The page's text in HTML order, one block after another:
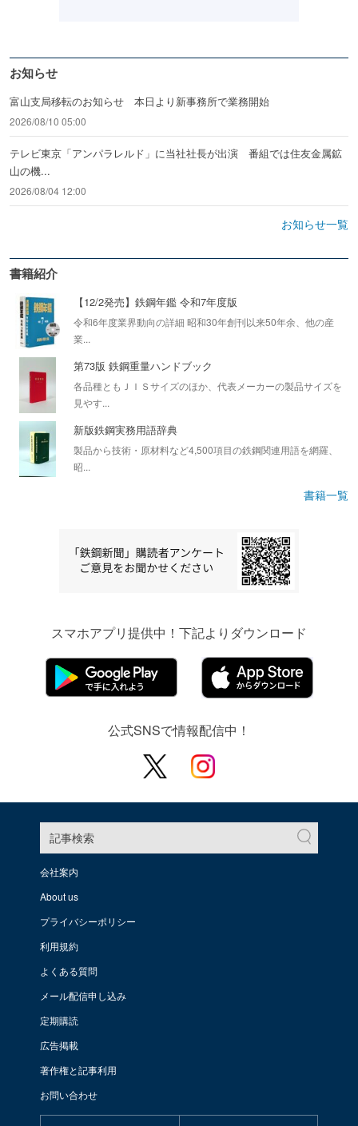
お知らせ
富山支局移転のお知らせ 本日より新事務所で業務開始
2026/08/10 05:00
テレビ東京「アンパラレルド」に当社社長が出演 番組では住友金属鉱
山の機...
2026/08/04 12:00
お知らせ一覧
書籍紹介
【12/2発売】鉄鋼年鑑 令和7年度版
令和6年度業界動向の詳細 昭和30年創刊以来50年余、他の産
業...
第73版 鉄鋼重量ハンドブック
各品種ともＪＩＳサイズのほか、代表メーカーの製品サイズを
見やす...
新版鉄鋼実務用語辞典
製品から技術・原材料など4,500項目の鉄鋼関連用語を網羅、
昭...
書籍一覧
スマホアプリ提供中！下記よりダウンロード
公式SNSで情報配信中！
記事検索
会社案内
About us
プライバシーポリシー
利用規約
よくある質問
メール配信申し込み
定期購読
広告掲載
著作権と記事利用
お問い合わせ